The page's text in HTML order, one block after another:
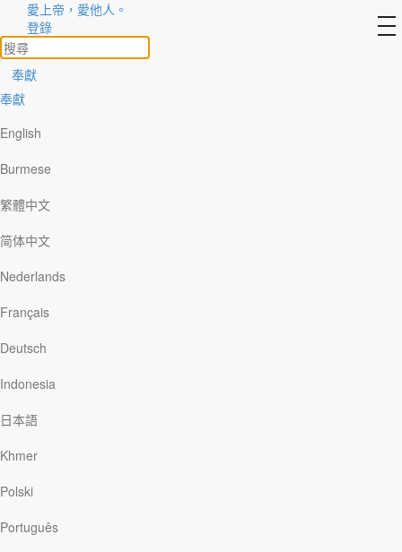
愛上帝，愛他人。
登錄
奉獻
奉獻
English
Burmese
繁體中文
简体中文
Nederlands
Français
Deutsch
Indonesia
日本語
Khmer
Polski
Português
關鍵之窗 – 百夫長（下）
續《關鍵之窗 – 百夫長（上）》
百夫長的信心
經上說︰